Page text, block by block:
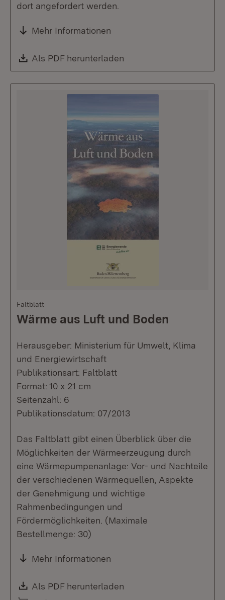
dort angefordert werden.
Mehr Informationen
Download:
Als PDF herunterladen
Faltblatt
Wärme aus Luft und Boden
Herausgeber: Ministerium für Umwelt, Klima
und Energiewirtschaft
Publikationsart: Faltblatt
Format: 10 x 21 cm
Seitenzahl: 6
Publikationsdatum: 07/2013
Das Faltblatt gibt einen Überblick über die
Möglichkeiten der Wärmeerzeugung durch
eine Wärmepumpenanlage: Vor- und Nachteile
der verschiedenen Wärmequellen, Aspekte
der Genehmigung und wichtige
Rahmenbedingungen und
Fördermöglichkeiten. (Maximale
Bestellmenge: 30)
Mehr Informationen
Download:
Als PDF herunterladen